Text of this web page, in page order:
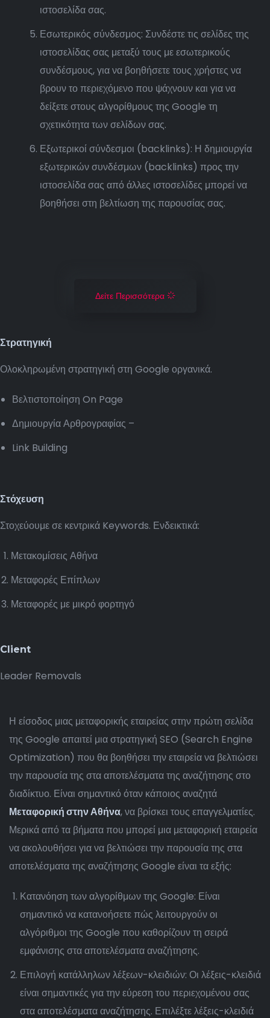
ιστοσελίδα σας.
Εσωτερικός σύνδεσμος: Συνδέστε τις σελίδες της
ιστοσελίδας σας μεταξύ τους με εσωτερικούς
συνδέσμους, για να βοηθήσετε τους χρήστες να
βρουν το περιεχόμενο που ψάχνουν και για να
δείξετε στους αλγορίθμους της Google τη
σχετικότητα των σελίδων σας.
Εξωτερικοί σύνδεσμοι (backlinks): Η δημιουργία
εξωτερικών συνδέσμων (backlinks) προς την
ιστοσελίδα σας από άλλες ιστοσελίδες μπορεί να
βοηθήσει στη βελτίωση της παρουσίας σας.
Δείτε Περισσότερα
Στρατηγική
Ολοκληρωμένη στρατηγική στη Google οργανικά.
Βελτιστοποίηση On Page
Δημιουργία Αρθρογραφίας –
Link Building
Στόχευση
Στοχεύουμε σε κεντρικά Keywords. Ενδεικτικά:
Μετακομίσεις Αθήνα
Μεταφορές Επίπλων
Μεταφορές με μικρό φορτηγό
Client
Leader Removals
Η είσοδος μιας μεταφορικής εταιρείας στην πρώτη σελίδα
της Google απαιτεί μια στρατηγική SEO (Search Engine
Optimization) που θα βοηθήσει την εταιρεία να βελτιώσει
την παρουσία της στα αποτελέσματα της αναζήτησης στο
διαδίκτυο. Είναι σημαντικό όταν κάποιος αναζητά
Μεταφορική στην Αθήνα, να βρίσκει τους επαγγελματίες.
Μερικά από τα βήματα που μπορεί μια μεταφορική εταιρεία
να ακολουθήσει για να βελτιώσει την παρουσία της στα
αποτελέσματα της αναζήτησης Google είναι τα εξής:
Κατανόηση των αλγορίθμων της Google: Είναι
σημαντικό να κατανοήσετε πώς λειτουργούν οι
αλγόριθμοι της Google που καθορίζουν τη σειρά
εμφάνισης στα αποτελέσματα αναζήτησης.
Επιλογή κατάλληλων λέξεων-κλειδιών: Οι λέξεις-κλειδιά
είναι σημαντικές για την εύρεση του περιεχομένου σας
στα αποτελέσματα αναζήτησης. Επιλέξτε λέξεις-κλειδιά